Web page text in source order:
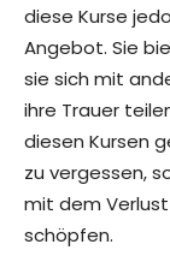
diese Kurse
Angebot. Sie
sie sich mit
ihre Trauer
diesen Kursen
zu vergessen,
mit dem
schöpfen.